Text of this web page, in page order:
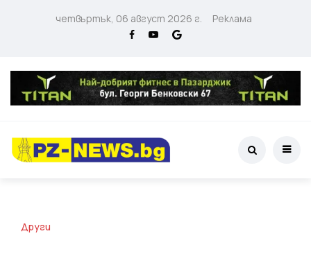
четвъртък, 06 август 2026 г. Реклама
Други